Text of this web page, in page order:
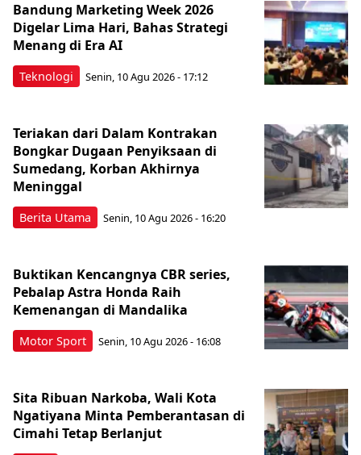
Teknologi
Bandung Marketing Week 2026
Digelar Lima Hari, Bahas Strategi
Menang di Era AI
Senin, 10 Agu 2026 - 17:12
Berita Utama
Teriakan dari Dalam Kontrakan
Bongkar Dugaan Penyiksaan di
Sumedang, Korban Akhirnya
Meninggal
Senin, 10 Agu 2026 - 16:20
Motor Sport
Buktikan Kencangnya CBR series,
Pebalap Astra Honda Raih
Kemenangan di Mandalika
Senin, 10 Agu 2026 - 16:08
Sita Ribuan Narkoba, Wali Kota
Ngatiyana Minta Pemberantasan di
Cimahi Tetap Berlanjut